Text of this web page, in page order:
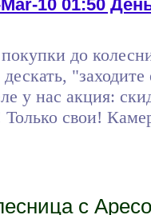
10 01:50
до
у нас акция:
свои!
с